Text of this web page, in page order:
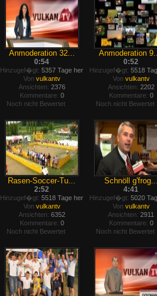
Anmoderation 32...
0:54
Hinzugef�gt: 5357 Tage her
Von vulkantv
Ansichten: 2376
Kommentare: 0
Noch nicht Bewertet
Anmoderation
0:52
Hinzugef�gt: 5518
Von vulkantv
Ansichten: 2202
Kommentare: 0
Noch nicht Bewertet
Rasen-Soccer-Tu...
2:52
Hinzugef�gt: 5518 Tage her
Von vulkantv
Ansichten: 6352
Kommentare: 0
Noch nicht Bewertet
Schnöll
4:41
Hinzugef�gt: 5020
Von vulkantv
Ansichten: 2911
Kommentare: 0
Noch nicht Bewertet